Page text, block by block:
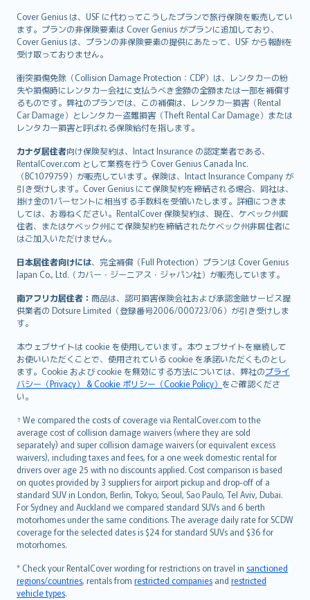
Cover Genius は、USF に代わってこうしたプランで旅行保険を販売してい
ます。プランの非保険要素は Cover Genius がプランに追加しており、
Cover Genius は、プランの非保険要素の提供にあたって、USF から報酬を
受け取っておりません。
衝突損傷免除（Collision Damage Protection：CDP）は、レンタカーの紛
失や損傷時にレンタカー会社に支払うべき金額の全額または一部を補償す
るものです。弊社のプランでは、この補償は、レンタカー損害（Rental
Car Damage）とレンタカー盗難損害（Theft Rental Car Damage）または
レンタカー損害と呼ばれる保険給付を指します。
カナダ居住者向け保険契約は、Intact Insurance の認定業者である、
RentalCover.com として業務を行う Cover Genius Canada Inc.
（BC1079759）が販売しています。保険は、Intact Insurance Company が
引き受けします。Cover Genius にて保険契約を締結される場合、同社は、
掛け金の1パーセントに相当する手数料を受領いたします。詳細につきま
しては、お尋ねください。RentalCover 保険契約は、現在、ケベック州居
住者、またはケベック州にて保険契約を締結されたケベック州非居住者に
はご加入いただけません。
日本居住者向けには、完全補償（Full Protection）プランは Cover Genius
Japan Co., Ltd.（カバー・ジーニアス・ジャパン社）が販売しています。
南アフリカ居住者： 商品は、認可損害保険会社および承認金融サービス提
供業者の Dotsure Limited（登録番号2006/000723/06）が引き受けしま
す。
本ウェブサイトは cookie を使用しています。本ウェブサイトを継続して
お使いいただくことで、使用されている cookie を承諾いただくものとし
ます。Cookie および cookie を無効にする方法については、弊社のプライ
バシー（Privacy） & Cookie ポリシー（Cookie Policy） をご確認くださ
い。
† We compared the costs of coverage via RentalCover.com to the
average cost of collision damage waivers (where they are sold
separately) and super collision damage waivers (or equivalent excess
waivers), including taxes and fees, for a one week domestic rental for
drivers over age 25 with no discounts applied. Cost comparison is based
on quotes provided by 3 suppliers for airport pickup and drop-off of a
standard SUV in London, Berlin, Tokyo, Seoul, Sao Paulo, Tel Aviv, Dubai.
For Sydney and Auckland we compared standard SUVs and 6 berth
motorhomes under the same conditions. The average daily rate for SCDW
coverage for the selected dates is $24 for standard SUVs and $36 for
motorhomes.
* Check your RentalCover wording for restrictions on travel in sanctioned
regions/countries, rentals from restricted companies and restricted
vehicle types.